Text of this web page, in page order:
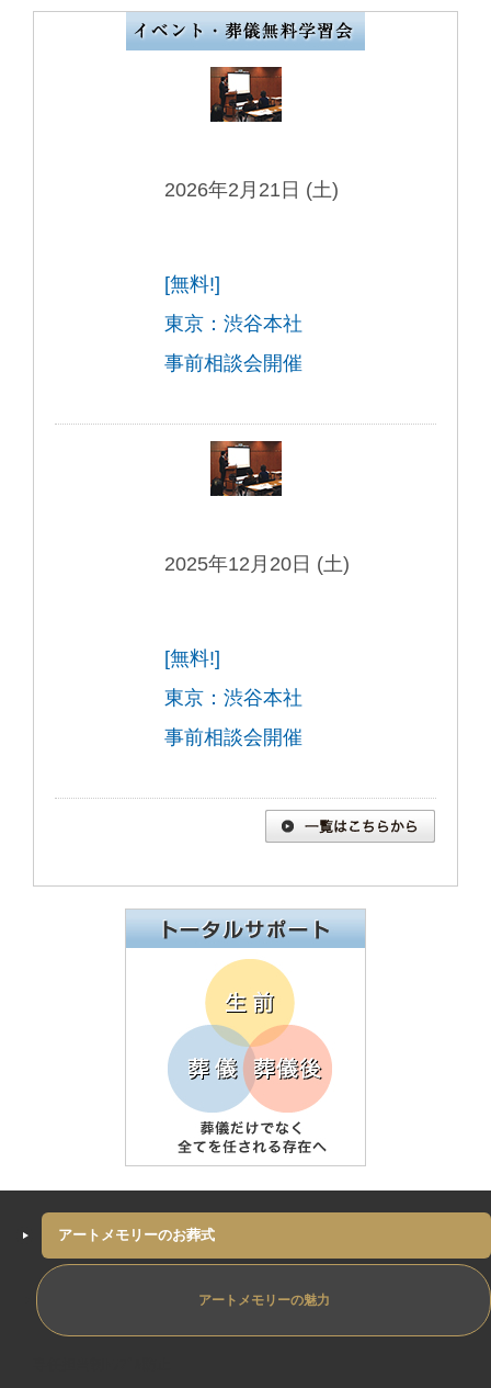
2026年2月21日 (土)
[無料!]
東京：渋谷本社
事前相談会開催
2025年12月20日 (土)
[無料!]
東京：渋谷本社
事前相談会開催
アートメモリーのお葬式
アートメモリーの魅力